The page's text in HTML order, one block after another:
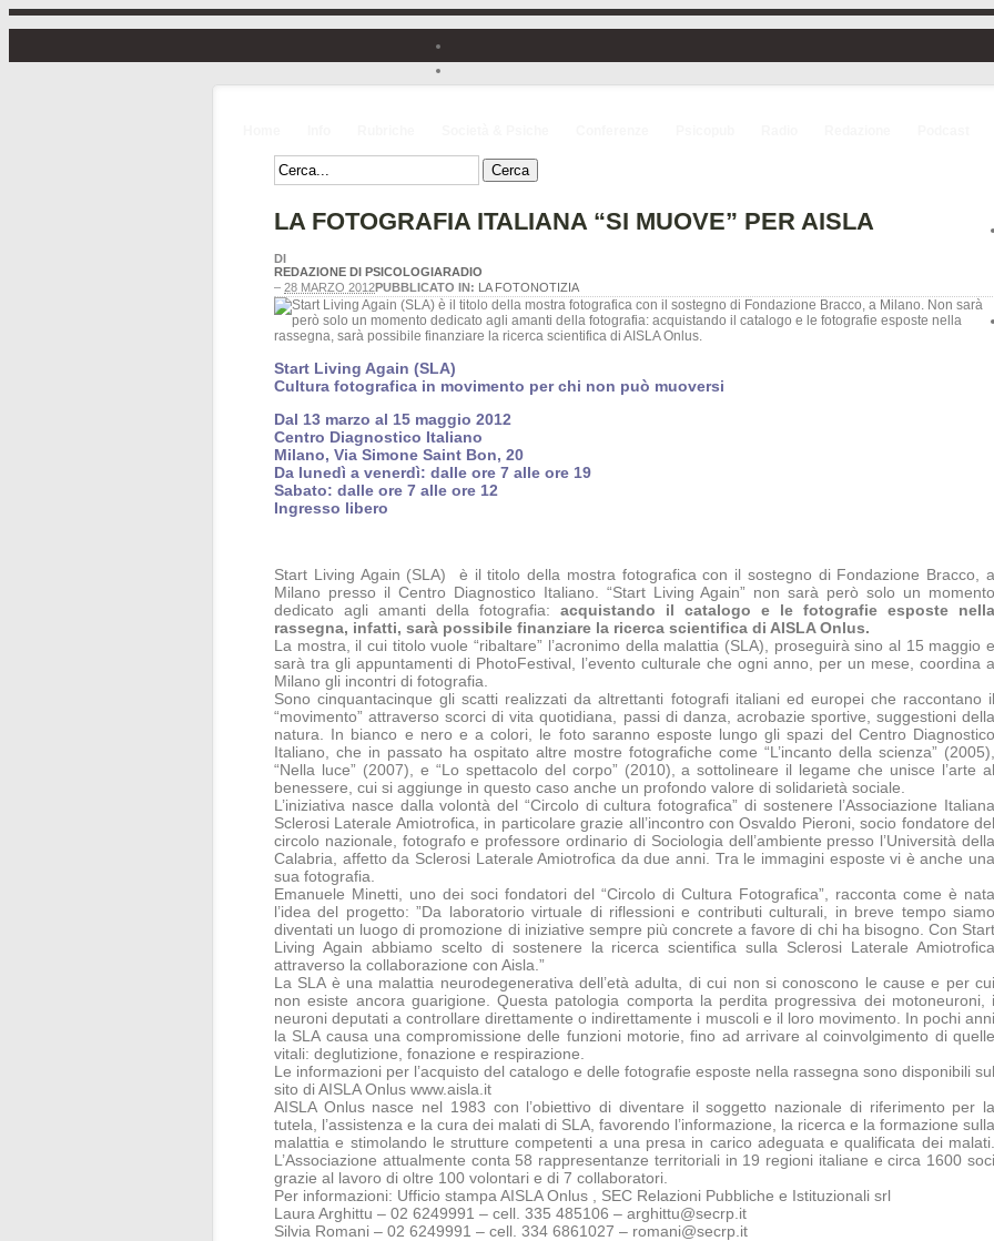
LA FOTOGRAFIA ITALIANA “SI MUOVE” PER AISLA
DI
REDAZIONE DI PSICOLOGIARADIO
– 28 MARZO 2012PUBBLICATO IN: LA FOTONOTIZIA
Start Living Again (SLA)
Cultura fotografica in movimento per chi non può muoversi
Dal 13 marzo al 15 maggio 2012
Centro Diagnostico Italiano
Milano, Via Simone Saint Bon, 20
Da lunedì a venerdì: dalle ore 7 alle ore 19
Sabato: dalle ore 7 alle ore 12
Ingresso libero
Start Living Again (SLA) è il titolo della mostra fotografica con il sostegno di Fondazione Bracco, a
Milano presso il Centro Diagnostico Italiano. “Start Living Again” non sarà però solo un momento
dedicato agli amanti della fotografia: acquistando il catalogo e le fotografie esposte nella
rassegna, infatti, sarà possibile finanziare la ricerca scientifica di AISLA Onlus.
La mostra, il cui titolo vuole “ribaltare” l’acronimo della malattia (SLA), proseguirà sino al 15 maggio e
sarà tra gli appuntamenti di PhotoFestival, l’evento culturale che ogni anno, per un mese, coordina a
Milano gli incontri di fotografia.
Sono cinquantacinque gli scatti realizzati da altrettanti fotografi italiani ed europei che raccontano il
“movimento” attraverso scorci di vita quotidiana, passi di danza, acrobazie sportive, suggestioni della
natura. In bianco e nero e a colori, le foto saranno esposte lungo gli spazi del Centro Diagnostico
Italiano, che in passato ha ospitato altre mostre fotografiche come “L’incanto della scienza” (2005),
“Nella luce” (2007), e “Lo spettacolo del corpo” (2010), a sottolineare il legame che unisce l’arte al
benessere, cui si aggiunge in questo caso anche un profondo valore di solidarietà sociale.
L’iniziativa nasce dalla volontà del “Circolo di cultura fotografica” di sostenere l’Associazione Italiana
Sclerosi Laterale Amiotrofica, in particolare grazie all’incontro con Osvaldo Pieroni, socio fondatore del
circolo nazionale, fotografo e professore ordinario di Sociologia dell’ambiente presso l’Università della
Calabria, affetto da Sclerosi Laterale Amiotrofica da due anni. Tra le immagini esposte vi è anche una
sua fotografia.
Emanuele Minetti, uno dei soci fondatori del “Circolo di Cultura Fotografica”, racconta come è nata
l’idea del progetto: ”Da laboratorio virtuale di riflessioni e contributi culturali, in breve tempo siamo
diventati un luogo di promozione di iniziative sempre più concrete a favore di chi ha bisogno. Con Start
Living Again abbiamo scelto di sostenere la ricerca scientifica sulla Sclerosi Laterale Amiotrofica
attraverso la collaborazione con Aisla.”
La SLA è una malattia neurodegenerativa dell’età adulta, di cui non si conoscono le cause e per cui
non esiste ancora guarigione. Questa patologia comporta la perdita progressiva dei motoneuroni, i
neuroni deputati a controllare direttamente o indirettamente i muscoli e il loro movimento. In pochi anni
la SLA causa una compromissione delle funzioni motorie, fino ad arrivare al coinvolgimento di quelle
vitali: deglutizione, fonazione e respirazione.
Le informazioni per l’acquisto del catalogo e delle fotografie esposte nella rassegna sono disponibili sul
sito di AISLA Onlus www.aisla.it
AISLA Onlus nasce nel 1983 con l’obiettivo di diventare il soggetto nazionale di riferimento per la
tutela, l’assistenza e la cura dei malati di SLA, favorendo l’informazione, la ricerca e la formazione sulla
malattia e stimolando le strutture competenti a una presa in carico adeguata e qualificata dei malati.
L’Associazione attualmente conta 58 rappresentanze territoriali in 19 regioni italiane e circa 1600 soci
grazie al lavoro di oltre 100 volontari e di 7 collaboratori.
Per informazioni: Ufficio stampa AISLA Onlus , SEC Relazioni Pubbliche e Istituzionali srl
Laura Arghittu – 02 6249991 – cell. 335 485106 – arghittu@secrp.it
Silvia Romani – 02 6249991 – cell. 334 6861027 – romani@secrp.it